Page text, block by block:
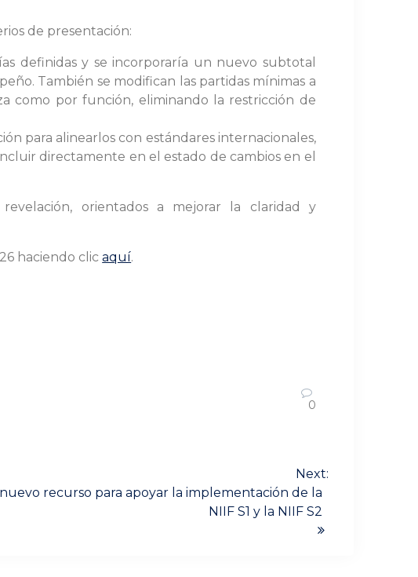
de presentación:
definidas y se incorporaría un nuevo subtotal
También se modifican las partidas mínimas a
como por función, eliminando la restricción de
para alinearlos con estándares internacionales,
directamente en el estado de cambios en el
orientados a mejorar la claridad y
haciendo clicaquí.
0
Next:
recurso para apoyar la implementación de la
NIIF S1 y la NIIF S2